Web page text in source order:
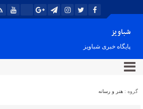
شباویز
پایگاه خبری شباویز
گروه : هنر و رسانه